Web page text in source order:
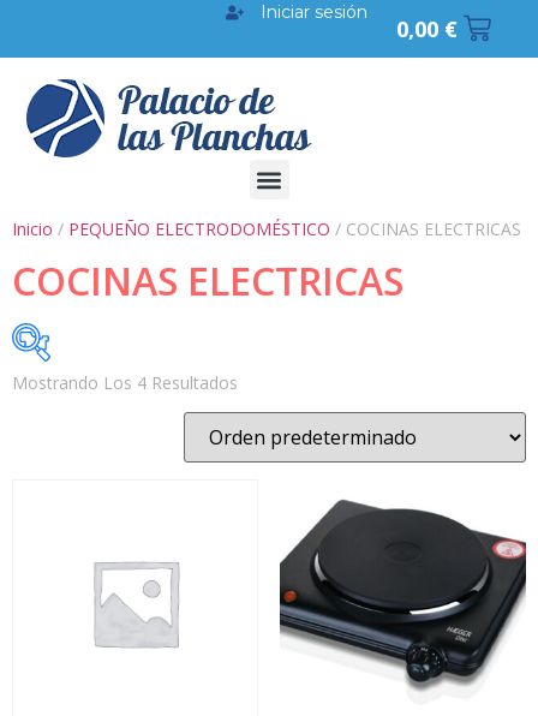
0,00 €
Iniciar sesión
Inicio / PEQUEÑO ELECTRODOMÉSTICO / COCINAS ELECTRICAS
COCINAS ELECTRICAS
25
En Oferta
Mostrando Los 4 Resultados